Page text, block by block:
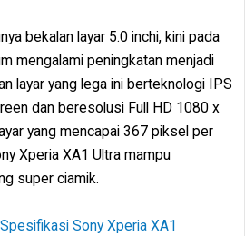
bekalan layar 5.0 inchi, kini pada
mengalami peningkatan menjadi
layar yang lega ini berteknologi IPS
dan beresolusi Full HD 1080 x
yang mencapai 367 piksel per
Xperia XA1 Ultra mampu
super ciamik.
Sony Xperia XA1